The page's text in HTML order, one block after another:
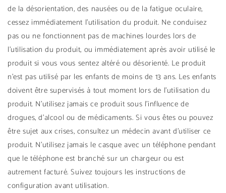
de la désorientation, des nausées ou de la fatigue oculaire,
cessez immédiatement l'utilisation du produit. Ne conduisez
pas ou ne fonctionnent pas de machines lourdes lors de
l'utilisation du produit, ou immédiatement après avoir utilisé le
produit si vous vous sentez altéré ou désorienté. Le produit
n'est pas utilisé par les enfants de moins de 13 ans. Les enfants
doivent être supervisés à tout moment lors de l'utilisation du
produit. N'utilisez jamais ce produit sous l'influence de
drogues, d'alcool ou de médicaments. Si vous êtes ou pouvez
être sujet aux crises, consultez un médecin avant d'utiliser ce
produit. N'utilisez jamais le casque avec un téléphone pendant
que le téléphone est branché sur un chargeur ou est
autrement facturé. Suivez toujours les instructions de
configuration avant utilisation.